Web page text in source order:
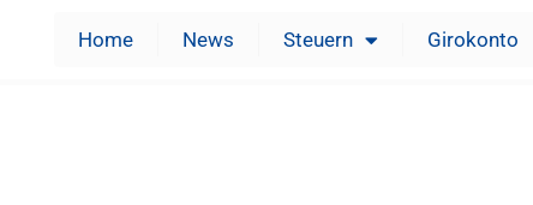
Home News Steuern Girokonto